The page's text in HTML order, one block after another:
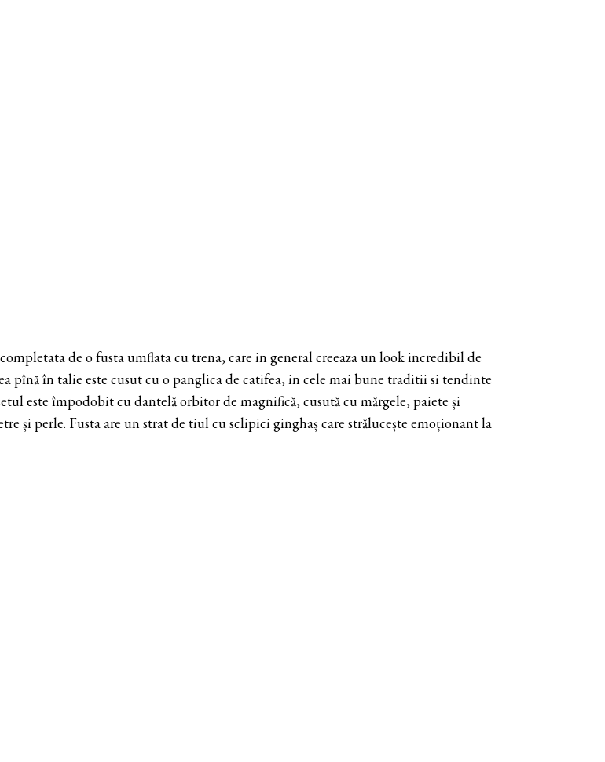
de o fusta umflata cu trena, care in general creeaza un look incredibil de
în talie este cusut cu o panglica de catifea, in cele mai bune traditii si tendinte
este împodobit cu dantelă orbitor de magnifică, cusută cu mărgele, paiete și
și perle. Fusta are un strat de tiul cu sclipici ginghaș care strălucește emoționant la